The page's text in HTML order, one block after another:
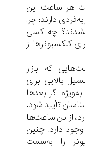
هر ساعت این
دارند: چرا
چه کسی
کلکسیونرها از
که بازار
بالایی برای
اگر بعدها
تأیید شود.
از این ساعت‌ها
دارد. چنین
را به‌سمت